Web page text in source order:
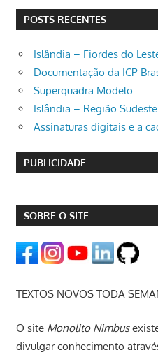
POSTS RECENTES
Islândia – Fiordes do
Documentação da ICP-
Superquadra Modelo
Islândia – Região Sudeste
Assinaturas digitais e a
PUBLICIDADE
SOBRE O SITE
TEXTOS NOVOS TODA
O site Monolito Nimbus
divulgar conhecimento